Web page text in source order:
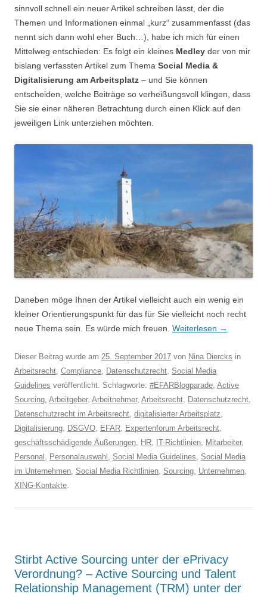
sinnvoll schnell ein neuer Artikel schreiben lässt, der die
Themen und Informationen einmal „kurz“ zusammenfasst (das
nennt sich dann wohl eher Buch…), habe ich mich für einen
Mittelweg entschieden: Es folgt ein kleines Medley der von mir
bislang verfassten Artikel zum Thema Social Media &
Digitalisierung am Arbeitsplatz – und Sie können
entscheiden, welche Beiträge so verheißungsvoll klingen, dass
Sie sie einer näheren Betrachtung durch einen Klick auf den
jeweiligen Link unterziehen möchten.
Daneben möge Ihnen der Artikel vielleicht auch ein wenig ein
kleiner Orientierungspunkt für das für Sie vielleicht noch recht
neue Thema sein. Es würde mich freuen. Weiterlesen →
Dieser Beitrag wurde am 25. September 2017 von Nina Diercks in
Arbeitsrecht, Compliance, Datenschutzrecht, Social Media
Guidelines veröffentlicht. Schlagworte: #EFARBlogparade, Active
Sourcing, Arbeitgeber, Arbeitnehmer, Arbeitsrecht, Datenschutzrecht,
Datenschutzrecht im Arbeitsrecht, digitalisierter Arbeitsplatz,
Digitalisierung, DSGVO, EFAR, Expertenforum Arbeitsrecht,
geschäftsschädigende Äußerungen, HR, IT-Richtlinien, Mitarbeiter,
Personal , Personalauswahl , Social Media Guidelines, Social Media
im Unternehmen, Social Media Richtlinien, Sourcing, Unternehmen,
XING-Kontakte.
Stirbt Active Sourcing unter der ePrivacy
Verordnung? – Active Sourcing und Talent
Relationship Management (TRM) unter der